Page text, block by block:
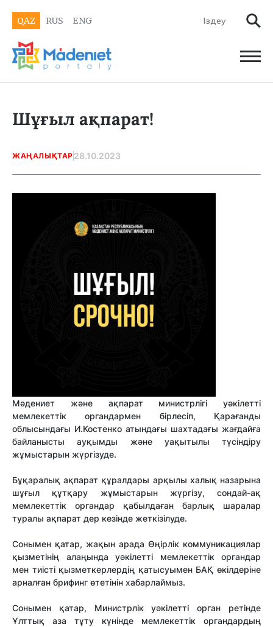
QAZ RUS ENG
Шұғыл ақпарат!
ЖАҢАЛЫҚТАР 28.10.2023
Мәдениет және ақпарат министрлігі уәкілетті
мемлекеттік органдармен бірлесіп, Қарағанды
облысындағы И.Костенко атындағы шахтадағы жағдайға
байланысты ауқымды және уақытылы түсіндіру
жұмыстарын жүргізуде.
Бұқаралық ақпарат құралдары арқылы халық назарына
шұғыл құтқару жұмыстарын жүргізу, сондай-ақ
мемлекеттік органдар қабылдаған барлық шаралар
туралы ақпарат дер кезінде жеткізілуде.
Сонымен қатар, жақын арада Өңірлік коммуникациялар
қызметінің алаңында уәкілетті мемлекеттік органдар
мен тиісті қызметкерлердің қатысуымен БАҚ өкілдеріне
арналған брифинг өтетінін хабарлаймыз.
Сонымен қатар, Министрлік уәкілетті орган ретінде
Ұлттық аза тұту күнінде мемлекеттік органдардың